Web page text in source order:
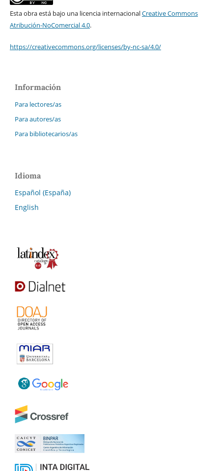
Esta obra está bajo una licencia internacionalCreative Commons
Atribución-NoComercial 4.0.
https://creativecommons.org/licenses/by-nc-sa/4.0/
Información
Para lectores/as
Para autores/as
Para bibliotecarios/as
Idioma
Español (España)
English